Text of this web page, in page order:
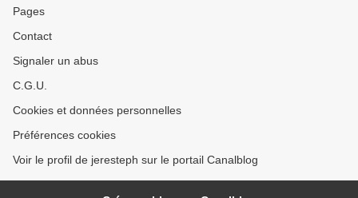
Pages
Contact
Signaler un abus
C.G.U.
Cookies et données personnelles
Préférences cookies
Voir le profil de jeresteph sur le portail Canalblog